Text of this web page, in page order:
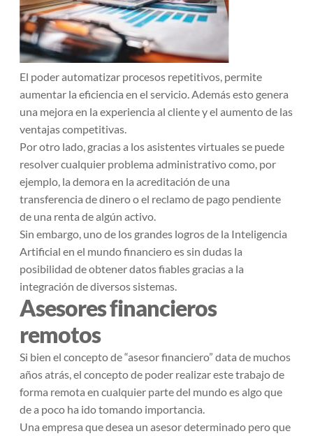
El poder automatizar procesos repetitivos, permite
aumentar la eficiencia en el servicio. Además esto genera
una mejora en la experiencia al cliente y el aumento de las
ventajas competitivas.
Por otro lado, gracias a los asistentes virtuales se puede
resolver cualquier problema administrativo como, por
ejemplo, la demora en la acreditación de una
transferencia de dinero o el reclamo de pago pendiente
de una renta de algún activo.
Sin embargo, uno de los grandes logros de la Inteligencia
Artificial en el mundo financiero es sin dudas la
posibilidad de obtener datos fiables gracias a la
integración de diversos sistemas.
Asesores financieros
remotos
Si bien el concepto de “asesor financiero” data de muchos
años atrás, el concepto de poder realizar este trabajo de
forma remota en cualquier parte del mundo es algo que
de a poco ha ido tomando importancia.
Una empresa que desea un asesor determinado pero que